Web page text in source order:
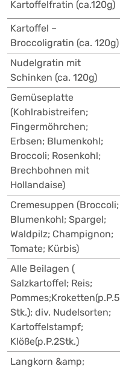
Kartoffelfratin (ca.120g)
Kartoffel –
Broccoligratin (ca. 120g)
Nudelgratin mit
Schinken (ca. 120g)
Gemüseplatte
(Kohlrabistreifen;
Fingermöhrchen;
Erbsen; Blumenkohl;
Broccoli; Rosenkohl;
Brechbohnen mit
Hollandaise)
Cremesuppen (Broccoli;
Blumenkohl; Spargel;
Waldpilz; Champignon;
Tomate; Kürbis)
Alle Beilagen (
Salzkartoffel; Reis;
Pommes;Kroketten(p.P.5
Stk.); div. Nudelsorten;
Kartoffelstampf;
Klöße(p.P.2Stk.)
Langkorn &amp;